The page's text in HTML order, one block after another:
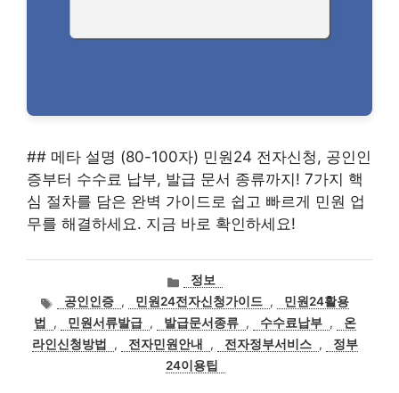
## 메타 설명 (80-100자) 민원24 전자신청, 공인인
증부터 수수료 납부, 발급 문서 종류까지! 7가지 핵
심 절차를 담은 완벽 가이드로 쉽고 빠르게 민원 업
무를 해결하세요. 지금 바로 확인하세요!
카
테
고
리
정보
태
그
공인인증 , 민원24전자신청가이드 ,
민원24활용
법
, 민원서류발급 , 발급문서종류 , 수수료납부 ,
온
라인신청방법
, 전자민원안내 , 전자정부서비스 ,
정부
24이용팁